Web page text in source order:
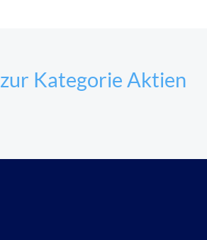
Kategorie Aktien